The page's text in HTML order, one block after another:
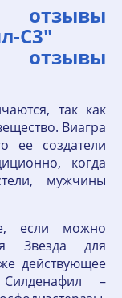
отзывы
С3"
отзывы
так как
Виагра
ее создатели
когда
мужчины
если можно
Звезда для
действующее
–